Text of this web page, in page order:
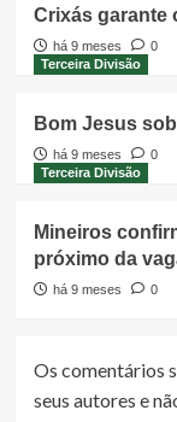
Crixás garante
há 9 meses
0
Terceira Divisão
Bom Jesus
há 9 meses
0
Terceira Divisão
Mineiros
próximo da
há 9 meses 0
Os comentários
seus autores e